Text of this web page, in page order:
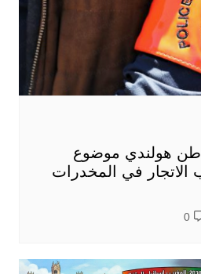
هولندي موضوع
في المخدرات
0